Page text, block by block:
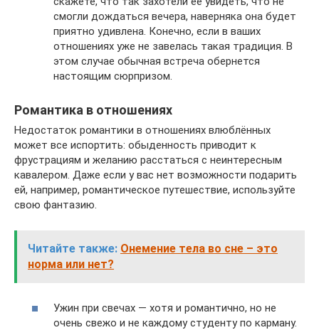
смогли дождаться вечера, наверняка она будет
приятно удивлена. Конечно, если в ваших
отношениях уже не завелась такая традиция. В
этом случае обычная встреча обернется
настоящим сюрпризом.
Романтика в отношениях
Недостаток романтики в отношениях влюблённых
может все испортить: обыденность приводит к
фрустрациям и желанию расстаться с неинтересным
кавалером. Даже если у вас нет возможности подарить
ей, например, романтическое путешествие, используйте
свою фантазию.
Читайте также: Онемение тела во сне – это
норма или нет?
Ужин при свечах — хотя и романтично, но не
очень свежо и не каждому студенту по карману.